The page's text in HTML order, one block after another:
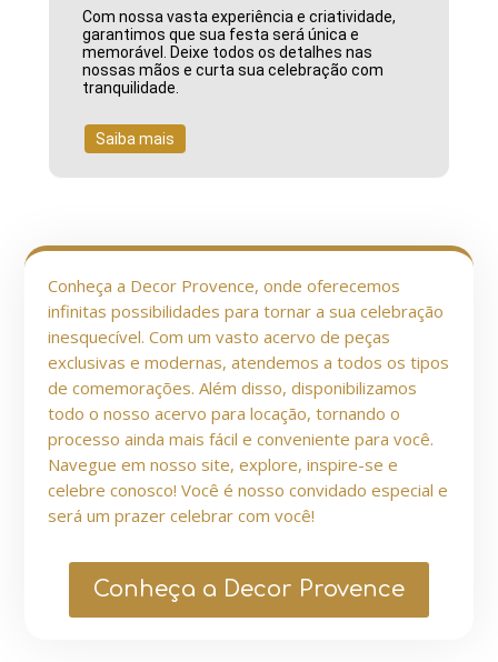
Com nossa vasta experiência e criatividade,
garantimos que sua festa será única e
memorável. Deixe todos os detalhes nas
nossas mãos e curta sua celebração com
tranquilidade.
Saiba mais
Conheça a Decor Provence, onde oferecemos
infinitas possibilidades para tornar a sua celebração
inesquecível. Com um vasto acervo de peças
exclusivas e modernas, atendemos a todos os tipos
de comemorações. Além disso, disponibilizamos
todo o nosso acervo para locação, tornando o
processo ainda mais fácil e conveniente para você.
Navegue em nosso site, explore, inspire-se e
celebre conosco! Você é nosso convidado especial e
será um prazer celebrar com você!
Conheça a Decor Provence